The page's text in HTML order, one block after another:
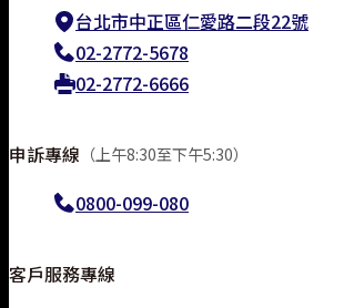
台北市中正區仁愛路二段22號
02-2772-5678
02-2772-6666
申訴專線 （上午8:30至下午5:30）
0800-099-080
客戶服務專線